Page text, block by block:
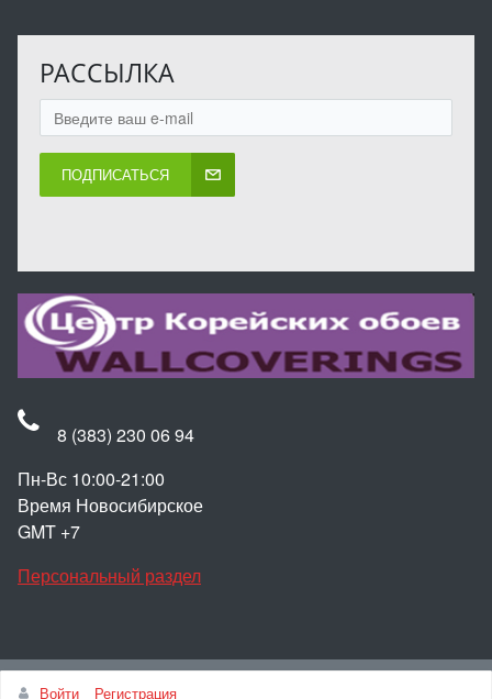
РАССЫЛКА
ПОДПИСАТЬСЯ
8 (383) 230 06 94
Пн-Вс 10:00-21:00
Время Новосибирское
GMT +7
Персональный раздел
Войти Регистрация